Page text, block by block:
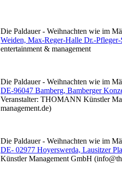
Die Paldauer - Weihnachten wie im
Weiden, Max-Reger-Halle Dr.-
entertainment & management
Die Paldauer - Weihnachten wie im
DE-96047 Bamberg, Bamberger
Veranstalter: THOMANN Künstler
management.de)
Die Paldauer - Weihnachten wie im
DE- 02977 Hoyerswerda, Lausitzer
Künstler Management GmbH